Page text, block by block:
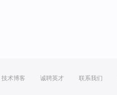
技术博客 诚聘英才 联系我们